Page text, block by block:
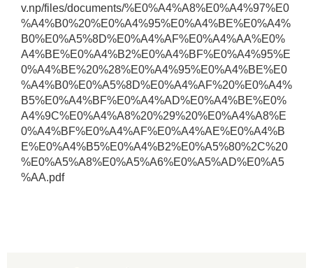
v.np/files/documents/%E0%A4%A8%E0%A4%97%E0
%A4%B0%20%E0%A4%95%E0%A4%BE%E0%A4%
B0%E0%A5%8D%E0%A4%AF%E0%A4%AA%E0%
A4%BE%E0%A4%B2%E0%A4%BF%E0%A4%95%E
0%A4%BE%20%28%E0%A4%95%E0%A4%BE%E0
%A4%B0%E0%A5%8D%E0%A4%AF%20%E0%A4%
B5%E0%A4%BF%E0%A4%AD%E0%A4%BE%E0%
A4%9C%E0%A4%A8%20%29%20%E0%A4%A8%E
0%A4%BF%E0%A4%AF%E0%A4%AE%E0%A4%B
E%E0%A4%B5%E0%A4%B2%E0%A5%80%2C%20
%E0%A5%A8%E0%A5%A6%E0%A5%AD%E0%A5
%AA.pdf